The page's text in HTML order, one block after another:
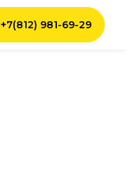
+7(812) 981-69-29